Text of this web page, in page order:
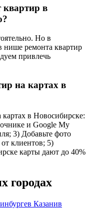
в
Но в
нише ремонта квартир
привлечь
на картах в
в Новосибирске:
и Google My
3) Добавьте фото
клиентов; 5)
карты дают до 40%
городах
в Казанив